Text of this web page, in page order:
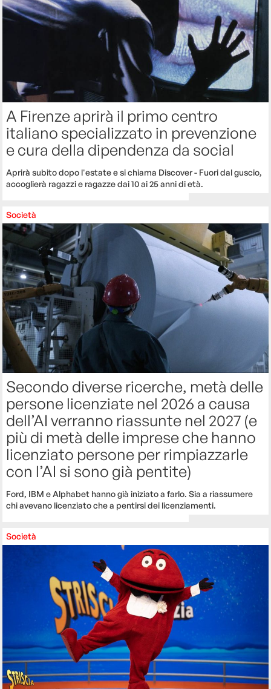
A Firenze aprirà il primo centro
italiano specializzato in prevenzione
e cura della dipendenza da social
Aprirà subito dopo l'estate e si chiama Discover - Fuori dal guscio,
accoglierà ragazzi e ragazze dai 10 ai 25 anni di età.
Società
Secondo diverse ricerche, metà delle
persone licenziate nel 2026 a causa
dell’AI verranno riassunte nel 2027 (e
più di metà delle imprese che hanno
licenziato persone per rimpiazzarle
con l’AI si sono già pentite)
Ford, IBM e Alphabet hanno già iniziato a farlo. Sia a riassumere
chi avevano licenziato che a pentirsi dei licenziamenti.
Società